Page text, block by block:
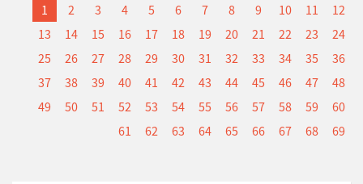
1 2 3 4 5 6 7 8 9 10 11
12
13
14 15 16 17 18 19 20 21 22 23
24
25
26 27 28 29 30 31 32 33 34 35
36
37
38 39 40 41 42 43 44 45 46 47
48
49
50 51 52 53 54 55 56 57 58 59
60
61
62 63 64 65 66 67 68 69